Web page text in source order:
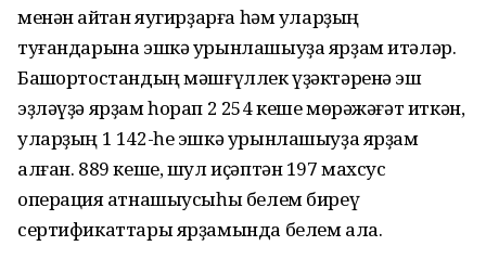
менән ҡайтҡан яугирҙарға һәм уларҙың
туғандарына эшкә урынлашыуҙа ярҙам итәләр.
Башҡортостандың мәшғүллек үҙәктәренә эш
эҙләүҙә ярҙам һорап 2 254 кеше мөрәжәғәт иткән,
уларҙың 1 142-һе эшкә урынлашыуҙа ярҙам
алған. 889 кеше, шул иҫәптән 197 махсус
операция ҡатнашыусыһы белем биреү
сертификаттары ярҙамында белем ала.